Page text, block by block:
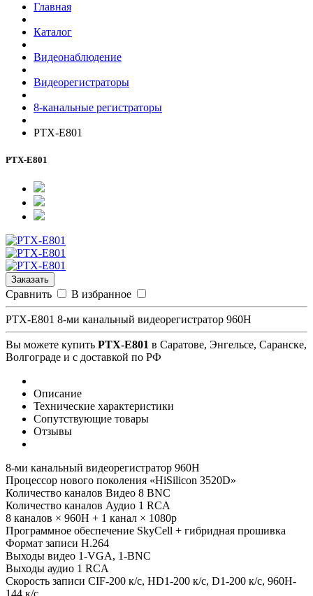
Главная
Каталог
Видеонаблюдение
Видеорегистраторы
8-канальные регистраторы
PTX-E801
PTX-E801
Заказать
Сравнить В избранное
PTX-E801 8-ми канальный видеорегистратор 960Н
Вы можете купить PTX-E801 в Саратове, Энгельсе, Саранске,
Волгограде и с доставкой по РФ
Описание
Технические характеристики
Сопутствующие товары
Отзывы
8-ми канальный видеорегистратор 960Н
Процессор нового поколения «HiSilicon 3520D»
Количество каналов Видео 8 BNC
Количество каналов Аудио 1 RCA
8 каналов × 960H + 1 канал × 1080p
Программное обеспечение SkyCell + гибридная прошивка
Формат записи H.264
Выходы видео 1-VGA, 1-BNC
Выходы аудио 1 RCA
Скорость записи CIF-200 к/с, HD1-200 к/с, D1-200 к/с, 960H-